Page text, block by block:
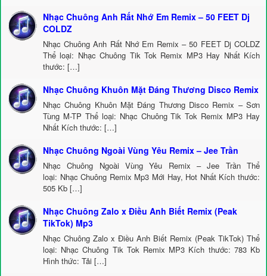
Nhạc Chuông Anh Rất Nhớ Em Remix – 50 FEET Dj
COLDZ
Nhạc Chuông Anh Rất Nhớ Em Remix – 50 FEET Dj COLDZ
Thể loại: Nhạc Chuông Tik Tok Remix MP3 Hay Nhất Kích
thước: […]
Nhạc Chuông Khuôn Mặt Đáng Thương Disco Remix
Nhạc Chuông Khuôn Mặt Đáng Thương Disco Remix – Sơn
Tùng M-TP Thể loại: Nhạc Chuông Tik Tok Remix MP3 Hay
Nhất Kích thước: […]
Nhạc Chuông Ngoài Vùng Yêu Remix – Jee Trần
Nhạc Chuông Ngoài Vùng Yêu Remix – Jee Trần Thể
loại: Nhạc Chuông Remix Mp3 Mới Hay, Hot Nhất Kích thước:
505 Kb […]
Nhạc Chuông Zalo x Điều Anh Biết Remix (Peak
TikTok) Mp3
Nhạc Chuông Zalo x Điều Anh Biết Remix (Peak TikTok) Thể
loại: Nhạc Chuông Tik Tok Remix MP3 Kích thước: 783 Kb
Hình thức: Tải […]